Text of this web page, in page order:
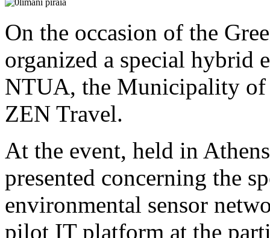
On the occasion of the
organized a special hybrid
NTUA, the Municipality of
ZEN Travel.
At the event, held in
presented concerning the
environmental sensor
pilot IT platform at the